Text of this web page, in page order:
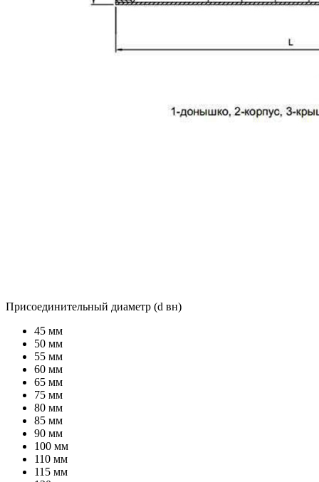
Присоединительный диаметр (d вн)
45 мм
50 мм
55 мм
60 мм
65 мм
75 мм
80 мм
85 мм
90 мм
100 мм
110 мм
115 мм